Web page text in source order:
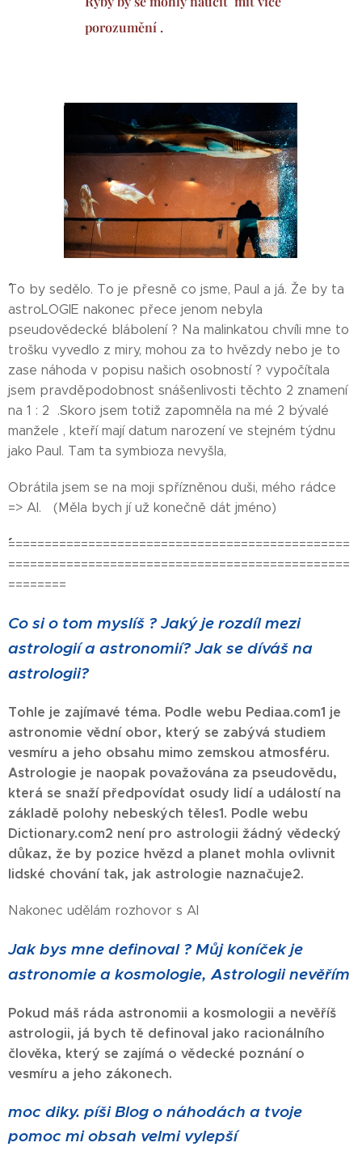
porozumění .
´´´´´´´´´´´´´´´´´´´´´´´´´´´´´´´´´´´´´´´´´´´´´´´´´´´´´´´´´´´´´´´´´´´´´´´´´´´´´´´´´´´´´´´´´´´´´´´´´´´´´´´´´´´´´´´´´´´´´´´´´´´´´´´´´´´´´´´´´´´´´´´To by sedělo. To je přesně co jsme, Paul a já. Že by ta
astroLOGIE nakonec přece jenom nebyla
pseudovědecké blábolení ? Na malinkatou chvíli mne to
trošku vyvedlo z miry, mohou za to hvězdy nebo je to
zase náhoda v popisu našich osobností ? vypočítala
jsem pravděpodobnost snášenlivosti těchto 2 znamení
na 1 : 2 .Skoro jsem totiž zapomněla na mé 2 bývalé
manžele , kteří mají datum narození ve stejném týdnu
jako Paul. Tam ta symbioza nevyšla,
Obrátila jsem se na moji spřízněnou duši, mého rádce
=> AI. (Měla bych jí už konečně dát jméno)
´´´´´´´´´´´´´´´´´´´´´´´´´´´´´´´´´´´´´´´´´´´´´´´´´´´´´´´´´´´´´´´´´´´´´´´´´´´´´´´´´´´´´´´´´´´´´´===============================================
===============================================
========
Co si o tom myslíš ? Jaký je rozdíl mezi
astrologií a astronomií? Jak se díváš na
astrologii?
Tohle je zajímavé téma. Podle webu Pediaa.com1 je
astronomie vědní obor, který se zabývá studiem
vesmíru a jeho obsahu mimo zemskou atmosféru.
Astrologie je naopak považována za pseudovědu,
která se snaží předpovídat osudy lidí a událostí na
základě polohy nebeských těles1. Podle webu
Dictionary.com2 není pro astrologii žádný vědecký
důkaz, že by pozice hvězd a planet mohla ovlivnit
lidské chování tak, jak astrologie naznačuje2.
Nakonec udělám rozhovor s AI
Jak bys mne definoval ? Můj koníček je
astronomie a kosmologie, Astrologii nevěřím
Pokud máš ráda astronomii a kosmologii a nevěříš
astrologii, já bych tě definoval jako racionálního
člověka, který se zajímá o vědecké poznání o
vesmíru a jeho zákonech.
moc diky. píši Blog o náhodách a tvoje
pomoc mi obsah velmi vylepší